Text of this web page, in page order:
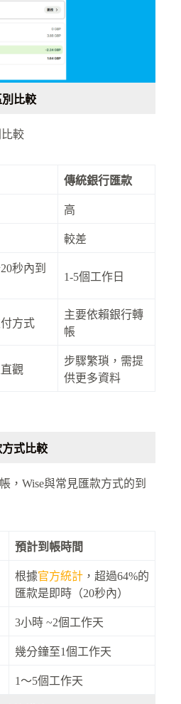
別比較
較
傳統銀行匯款
高
較差
秒內到
1-5個工作日
方式
主要依賴銀行轉
帳
觀
步驟繁瑣，需提
供更多資料
式比較
，Wise與常見匯款方式的到
預計到帳時間
根據官方統計 ，超過64%的
匯款是即時（20秒內）
3小時 ~2個工作天
幾分鐘至1個工作天
1～5個工作天